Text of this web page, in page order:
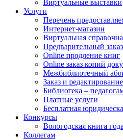
Виртуальные выставки
Услуги
Перечень
Интернет-магазин
Виртуальная
Предварительный
Online продление книг
Online заказ копий
Межбиблиотечный
Заказ и
Библиотека –
Платные услуги
Бесплатная
Конкурсы
Вологодская книга года
Коллегам